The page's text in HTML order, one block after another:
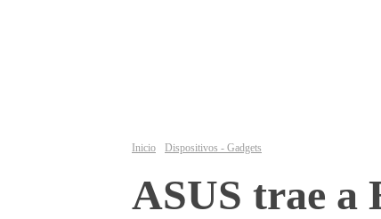
Inicio Dispositivos - Gadgets
ASUS trae a